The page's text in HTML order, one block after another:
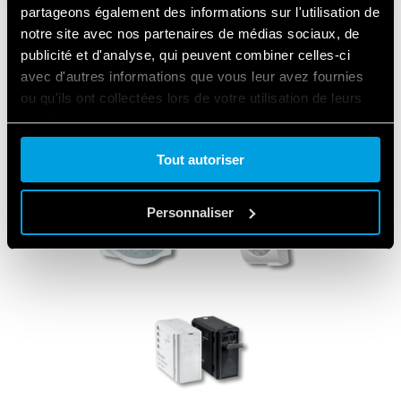
partageons également des informations sur l'utilisation de
notre site avec nos partenaires de médias sociaux, de
publicité et d'analyse, qui peuvent combiner celles-ci
avec d'autres informations que vous leur avez fournies
ou qu'ils ont collectées lors de votre utilisation de leurs
services.
Tout autoriser
Personnaliser
LES PRODUITS UTILISÉS